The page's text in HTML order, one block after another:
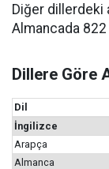
Diğer dillerdeki
Almancada 822
Dillere Göre
Dil
İngilizce
Arapça
Almanca